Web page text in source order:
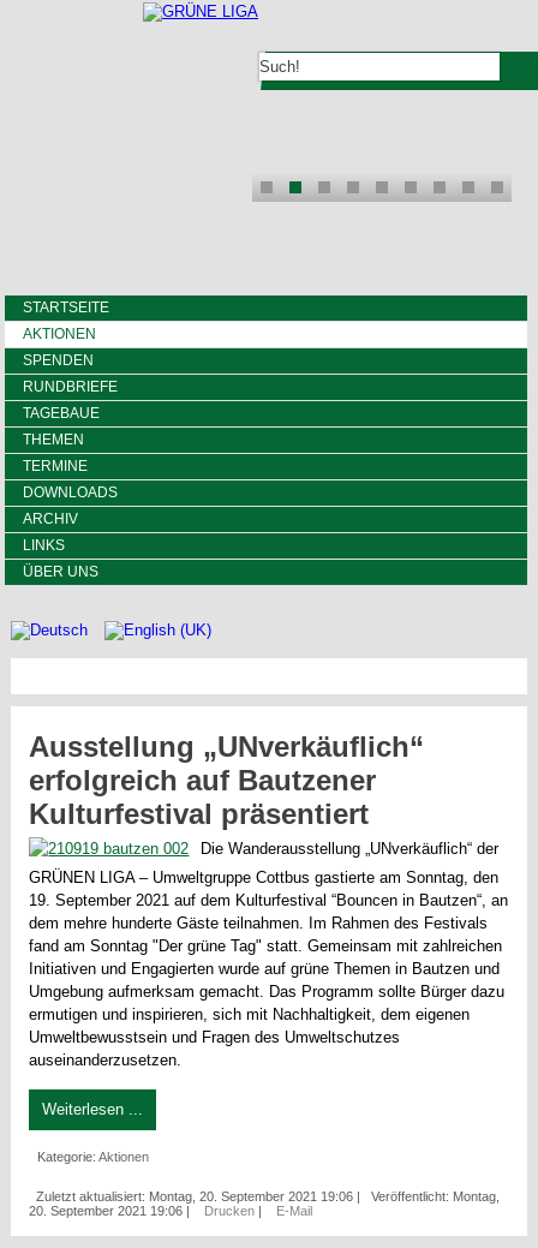
STARTSEITE
AKTIONEN
SPENDEN
RUNDBRIEFE
TAGEBAUE
THEMEN
TERMINE
DOWNLOADS
ARCHIV
LINKS
ÜBER UNS
Ausstellung „UNverkäuflich“
erfolgreich auf Bautzener
Kulturfestival präsentiert
Die Wanderausstellung „UNverkäuflich“ der
GRÜNEN LIGA – Umweltgruppe Cottbus gastierte am Sonntag, den
19. September 2021 auf dem Kulturfestival “Bouncen in Bautzen“, an
dem mehre hunderte Gäste teilnahmen. Im Rahmen des Festivals
fand am Sonntag "Der grüne Tag" statt. Gemeinsam mit zahlreichen
Initiativen und Engagierten wurde auf grüne Themen in Bautzen und
Umgebung aufmerksam gemacht. Das Programm sollte Bürger dazu
ermutigen und inspirieren, sich mit Nachhaltigkeit, dem eigenen
Umweltbewusstsein und Fragen des Umweltschutzes
auseinanderzusetzen.
Weiterlesen ...
Kategorie:Aktionen
Zuletzt aktualisiert: Montag, 20. September 2021 19:06 |
Veröffentlicht: Montag,
20. September 2021 19:06 | Drucken | E-Mail